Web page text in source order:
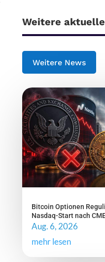
Weitere
Weitere News
Bitcoin Optionen
Nasdaq-Start nach
Aug. 6, 2026
mehr lesen